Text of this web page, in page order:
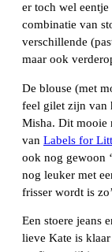
er toch wel
combinatie van
verschillende
maar ook
De blouse (met
feel gilet zijn van
Misha. Dit mooie
van Labels for
ook nog gewoon
nog leuker met
frisser wordt is
Een stoere jeans
lieve Kate is